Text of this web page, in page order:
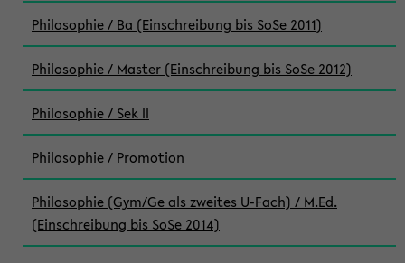
Philosophie / Ba (Einschreibung bis SoSe 2011)
Philosophie / Master (Einschreibung bis SoSe 2012)
Philosophie / Sek II
Philosophie / Promotion
Philosophie (Gym/Ge als zweites U-Fach) / M.Ed.
(Einschreibung bis SoSe 2014)